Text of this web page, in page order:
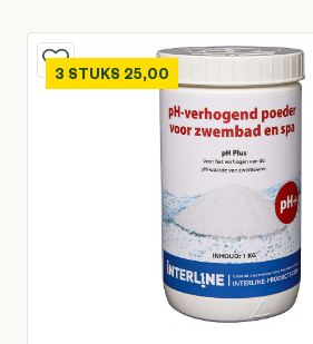
3 STUKS 25,00